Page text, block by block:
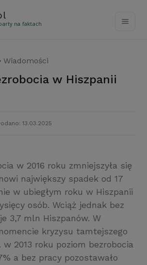
na faktach
Wiadomości
w Hiszpanii
13.03.2025
w 2016 roku zmniejszyła się
największy spadek od 17
w ubiegłym roku w Hiszpanii
osób. Wciąż jednak bez
3,7 mln Hiszpanów. W
kryzysu tamtejszego
2013 roku poziom bezrobocia
a bez pracy pozostawało